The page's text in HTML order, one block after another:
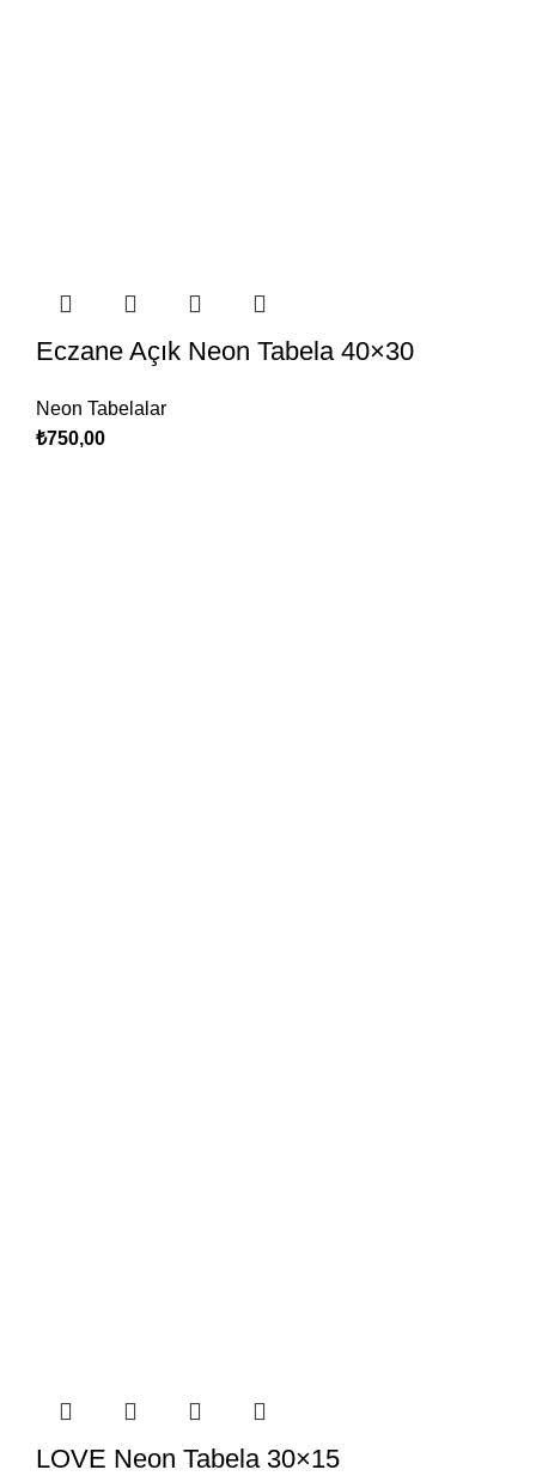
Eczane Açık Neon Tabela 40×30
Neon Tabelalar
₺750,00
LOVE Neon Tabela 30×15